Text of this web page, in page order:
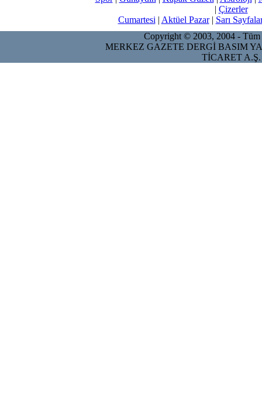
| Çizerler
Cumartesi | Aktüel Pazar| Sarı
Copyright © 2003, 2004 - Tüm
MERKEZ GAZETE DERGİ BASIM
TİCARET A.Ş.